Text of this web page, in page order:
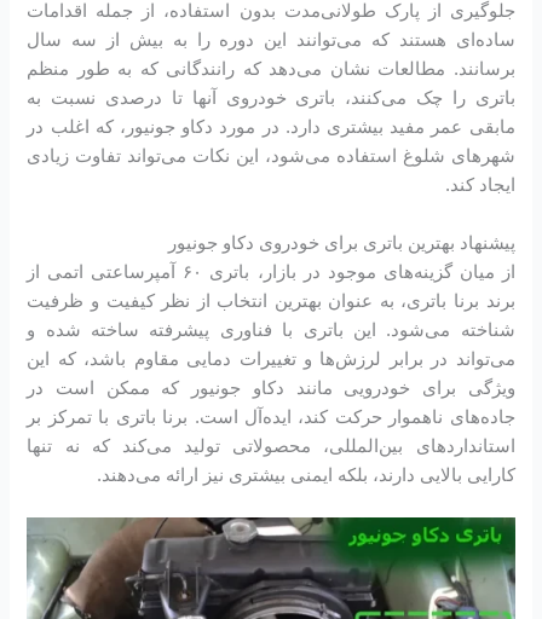
جلوگیری از پارک طولانی‌مدت بدون استفاده، از جمله اقدامات
ساده‌ای هستند که می‌توانند این دوره را به بیش از سه سال
برسانند. مطالعات نشان می‌دهد که رانندگانی که به طور منظم
باتری را چک می‌کنند، باتری خودروی آنها تا درصدی نسبت به
مابقی عمر مفید بیشتری دارد. در مورد دکاو جونیور، که اغلب در
شهرهای شلوغ استفاده می‌شود، این نکات می‌تواند تفاوت زیادی
ایجاد کند.
پیشنهاد بهترین باتری برای خودروی دکاو جونیور
از میان گزینه‌های موجود در بازار، باتری ۶۰ آمپرساعتی اتمی از
برند برنا باتری، به عنوان بهترین انتخاب از نظر کیفیت و ظرفیت
شناخته می‌شود. این باتری با فناوری پیشرفته ساخته شده و
می‌تواند در برابر لرزش‌ها و تغییرات دمایی مقاوم باشد، که این
ویژگی برای خودرویی مانند دکاو جونیور که ممکن است در
جاده‌های ناهموار حرکت کند، ایده‌آل است. برنا باتری با تمرکز بر
استانداردهای بین‌المللی، محصولاتی تولید می‌کند که نه تنها
کارایی بالایی دارند، بلکه ایمنی بیشتری نیز ارائه می‌دهند.